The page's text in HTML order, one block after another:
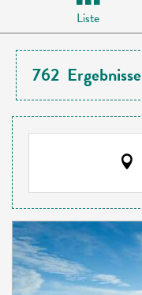
Liste
762 Ergebnisse